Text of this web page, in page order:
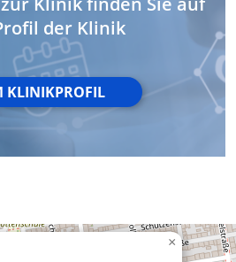
der Klinik
KLINIKPROFIL
×
angeforderten